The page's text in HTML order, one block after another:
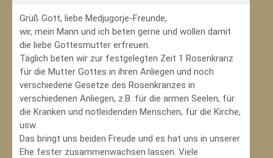
Grüß Gott, liebe Medjugorje-Freunde,
wir, mein Mann und ich beten gerne und wollen damit
die liebe Gottesmutter erfreuen.
Täglich beten wir zur festgelegten Zeit 1 Rosenkranz
für die Mutter Gottes in ihren Anliegen und noch
verschiedene Gesetze des Rosenkranzes in
verschiedenen Anliegen, z.B. für die armen Seelen, für
die Kranken und notleidenden Menschen, für die Kirche,
usw.
Das bringt uns beiden Freude und es hat uns in unserer
Ehe fester zusammenwachsen lassen. Viele